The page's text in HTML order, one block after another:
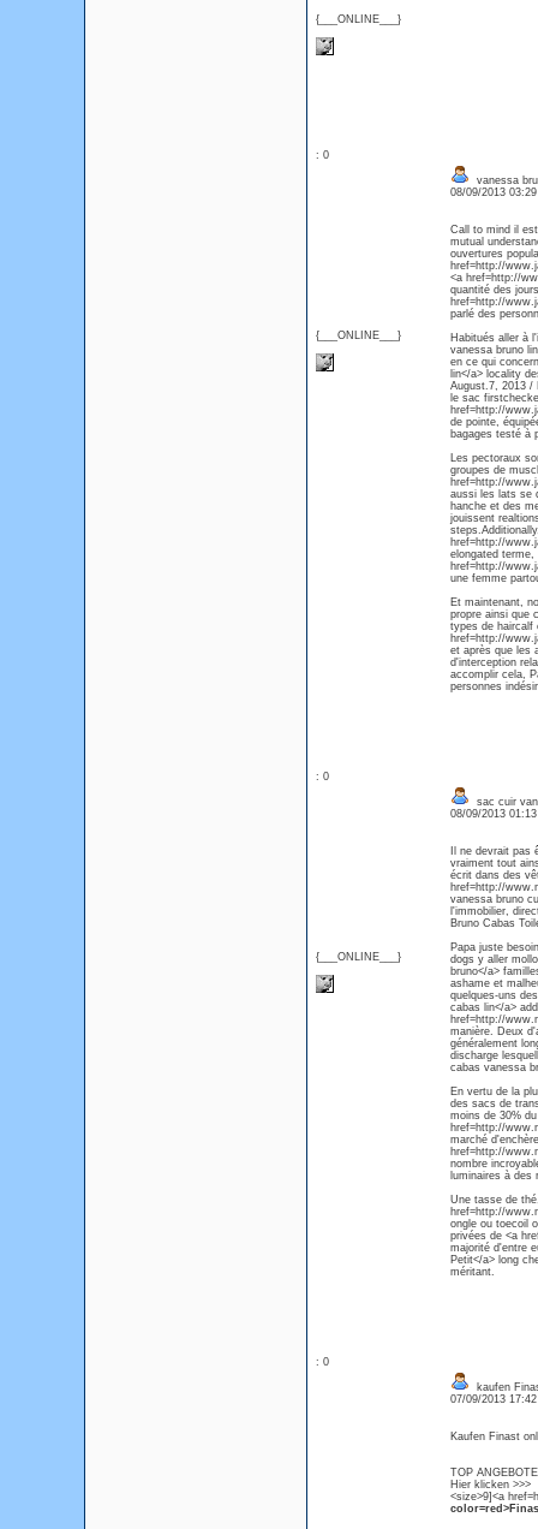
{___ONLINE___}
: 0
{___ONLINE___}
vanessa
08/09/2013
Call to mind il
mutual
ouvertures
href=http://
<a href=http://
quantité des
href=http://
parlé des
Habitués aller à
vanessa bruno
en ce qui
lin</a> locality
August.7, 2013 /
le sac
href=http://
de pointe,
bagages testé à
Les pectoraux
groupes de
href=http://
aussi les lats se
hanche et des
jouissent
href=http://
elongated
href=http://
une femme
Et maintenant,
propre ainsi que
types de haircalf
href=http://
et après que les
d'interception
accomplir cela,
personnes
: 0
{___ONLINE___}
sac cuir
08/09/2013
Il ne devrait pas
vraiment tout
écrit dans des
href=http://
vanessa bruno
l'immobilier,
Bruno Cabas
Papa juste
dogs y aller
bruno</a>
ashame et
quelques-uns
cabas lin</a>
href=http://
manière. Deux
généralement
discharge
cabas vanessa
En vertu de la
des sacs de
moins de 30%
href=http://
marché
href=http://
nombre
luminaires à des
Une tasse de
href=http://
ongle ou toecoil
privées de <a
majorité d'entre
Petit</a> long
méritant.
: 0
kaufen
07/09/2013
Kaufen Finast
TOP
Hier klicken >>>
<size>9]<a